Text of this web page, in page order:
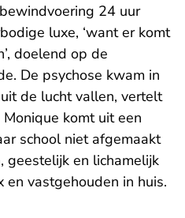
24 uur
luxe, ‘want er komt
doelend op de
De psychose kwam in
de lucht vallen, vertelt
komt uit een
school niet afgemaakt
geestelijk en lichamelijk
en vastgehouden in huis.